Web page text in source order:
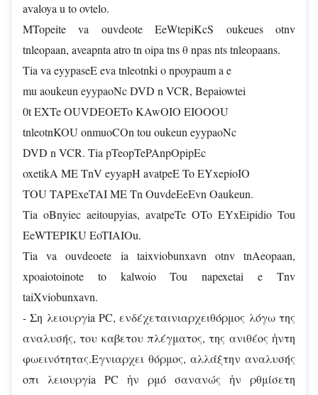
avaloya u to ovtelo.
MTopeite va ouvdeote EeWtepiKcS oukeues otnv
tnleopaan, aveapnta atro tn oipa tns θ npas nts tnleopaans.
Tia va eyypaseE eva tnleotnki o npoypaum a e
mu aoukeun eyypaoNc DVD n VCR, Bepaiowtei
0t EXTe OUVDEOETo KAwOIO EIOOOU
tnleotnKOU onmuoCOn tou oukeun eyypaoNc
DVD n VCR. Tia pTeopTePAnpOpipEc
oxetikA ME TnV eyyapH avatpeE To EYxepioIO
TOU TAPExeTAI ME Tn OuvdeEeEvn Oaukeun.
Tia oBnyiec aeitoupyias, avatpeTe OTo EYxEipidio Tou
EeWTEPIKU EoTIAIOu.
Tia va ouvdeoete ia taixviobunxavn otnv tnAeopaan,
xpoaiotoinote to kalwoio Tou napexetai e Tnv
taiXviobunxavn.
- Ση λειουργia PC, ενδέχεταινιαρχειθόρμος λόγω της
αναλυσής, του καβετου πλέγματος, της ανιθέος ἡντη
φωεινότητας.Εγνιαρχει θόρμος, αλλάξτην αναλυσής
οπι λειουργia PC ἡν ρμό σανανώς ἡν ρθμίσετη